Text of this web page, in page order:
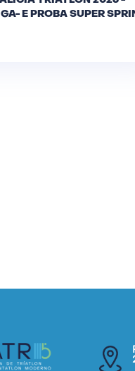
E PROBA SUPER